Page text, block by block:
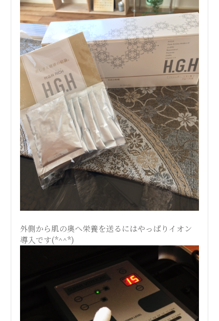
外側から肌の奥へ栄養を送るにはやっぱりイオン
導入です(*^^*)